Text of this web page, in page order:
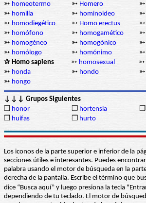
➳ homeotermo ➳ Homero ➳
➳ homilía ➳ hominoideo ➳
➳ homodiegético ➳ Homo erectus ➳
➳ homófono ➳ homogamético ➳
➳ homogéneo ➳ homogónico ➳
➳ homólogo ➳ homónimo ➳
✰ Homo sapiens
➳ homosexual ➳
➳ honda ➳ hondo ➳
➳ hongo
↓↓↓ Grupos Siguientes
❒ honor ❒ hortensia ❒
❒ huifas ❒ hurto
Los iconos de la parte superior e inferior de la
secciones útiles e interesantes. Puedes
palabra usando el motor de búsqueda en la
derecha de la pantalla. Escribe el término que
dice “Busca aquí” y luego presiona la tecla
dependiendo de tu teclado. El motor de